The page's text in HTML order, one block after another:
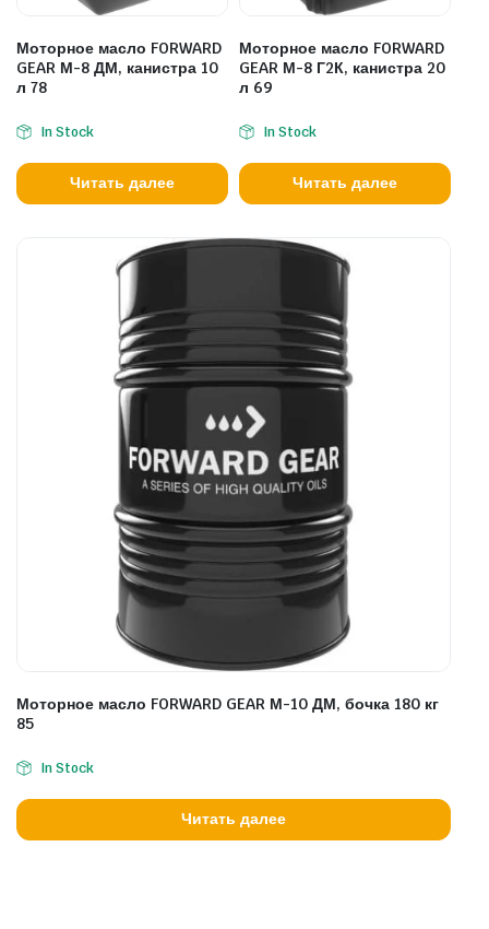
Моторное масло FORWARD
GEAR М-8 ДМ, канистра 10
л 78
In Stock
Читать далее
Моторное масло FORWARD
GEAR М-8 Г2К, канистра 20
л 69
In Stock
Читать далее
Моторное масло FORWARD GEAR М-10 ДМ, бочка 180 кг
85
In Stock
Читать далее